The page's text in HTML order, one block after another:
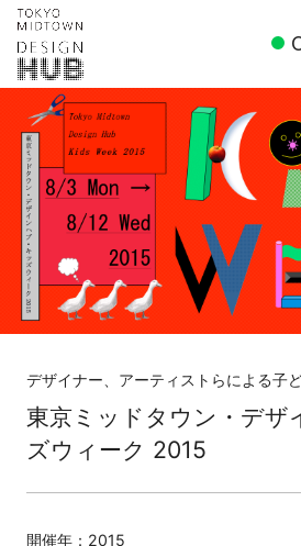
デザイナー、アーティストらによる子
東京ミッドタウン・デザ
ズウィーク 2015
開催年： 2015